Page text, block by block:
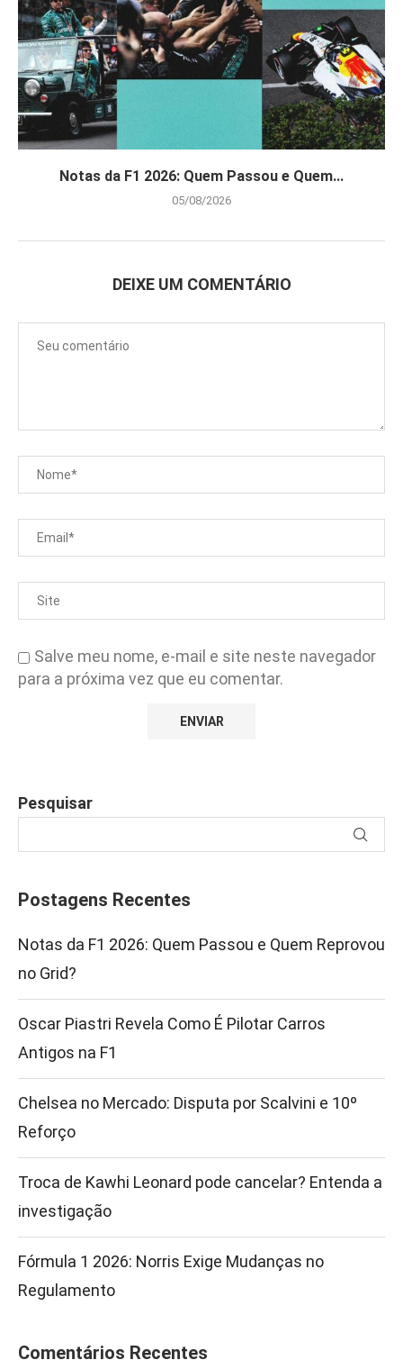
Notas da F1 2026: Quem Passou e Quem...
05/08/2026
DEIXE UM COMENTÁRIO
Salve meu nome, e-mail e site neste navegador
para a próxima vez que eu comentar.
Pesquisar
Postagens Recentes
Notas da F1 2026: Quem Passou e Quem Reprovou
no Grid?
Oscar Piastri Revela Como É Pilotar Carros
Antigos na F1
Chelsea no Mercado: Disputa por Scalvini e 10º
Reforço
Troca de Kawhi Leonard pode cancelar? Entenda a
investigação
Fórmula 1 2026: Norris Exige Mudanças no
Regulamento
Comentários Recentes